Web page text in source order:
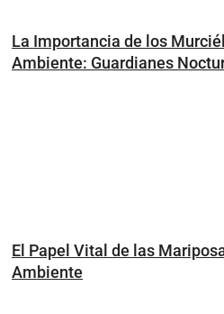
La Importancia de los
Ambiente: Guardianes
El Papel Vital de las
Ambiente